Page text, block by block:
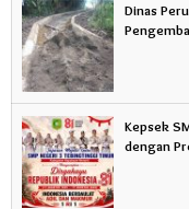
Dinas
Kepsek
dengan